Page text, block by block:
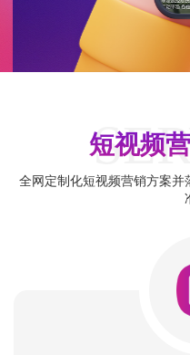
短视频
全网定制化短视频营销方案